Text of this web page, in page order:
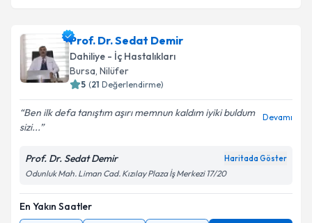
Prof. Dr. Sedat Demir
Dahiliye - İç Hastalıkları
Bursa, Nilüfer
5 (21 Değerlendirme)
Ben ilk defa tanıştım aşırı memnun kaldım iyiki buldum
sizi...
Devamı
Prof. Dr. Sedat Demir Haritada Göster
Odunluk Mah. Liman Cad. Kızılay Plaza İş Merkezi 17/20
En Yakın Saatler